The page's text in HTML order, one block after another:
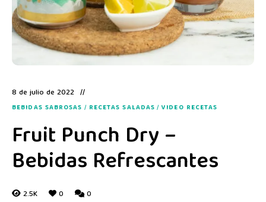
8 de julio de 2022
BEBIDAS SABROSAS / RECETAS SALADAS / VIDEO RECETAS
Fruit Punch Dry –
Bebidas Refrescantes
2.5K 0 0